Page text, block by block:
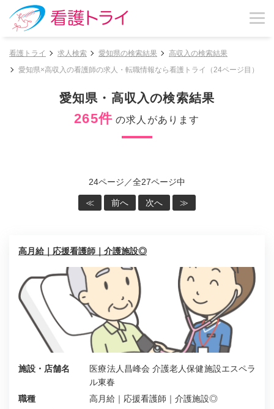
看護トライ 求人検索 愛知県の検索結果
高収入の検索結果
愛知県×高収入の看護師の求人・転職情報なら看護トライ（24ページ目）
愛知県・高収入の検索結果
265件 の求人があります
24ページ／全27ページ中
≪ 前へ 次へ ≫
高月給｜応援看護師｜介護施設◎
施設・店舗名
医療法人昌峰会 介護老人保健施設エスペラ
ル東春
職種
高月給｜応援看護師｜介護施設◎